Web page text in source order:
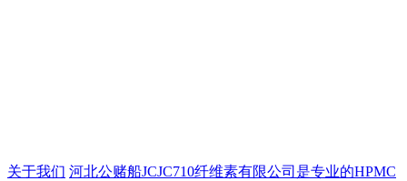
关于我们 河北公赌船JCJC710纤维素有限公司是专业的HPMC